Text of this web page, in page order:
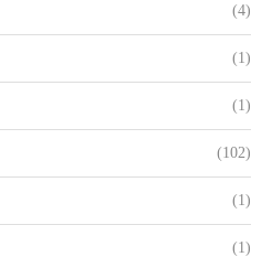
(4)
(1)
(1)
(102)
(1)
(1)